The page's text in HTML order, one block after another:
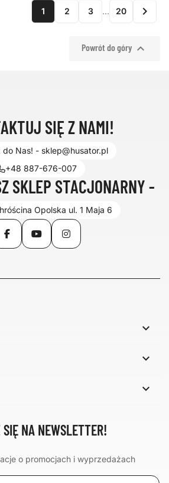
1 2 3 … 20 
Powrót do góry 
SIĘ Z NAMI!
do Nas! - sklep@husator.pl
+48 887-676-007
SKLEP STACJONARNY -
Opolska ul. 1 Maja 6
FacebookYouTubeInstagram



NA NEWSLETTER!
o promocjach i wyprzedażach